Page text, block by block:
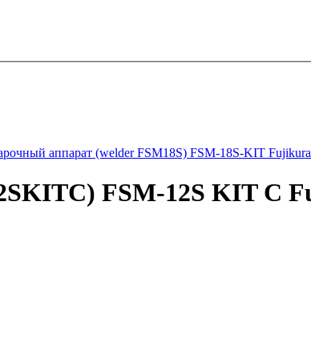
аппарат (welder FSM18S) FSM-18S-KIT Fujikura
FSM-12S KIT С